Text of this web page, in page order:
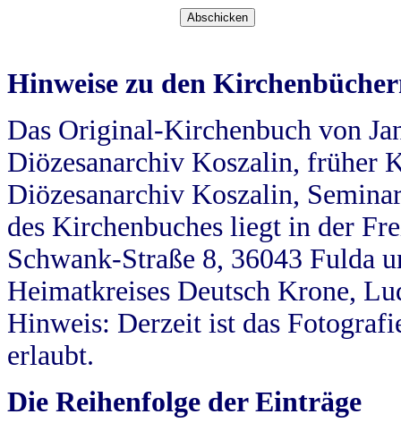
Hinweise zu den
Das Original-Kirchenbuch von
Diözesanarchiv Koszalin, früher
Diözesanarchiv Koszalin,
des Kirchenbuches liegt in der
Schwank-Straße 8, 36043 Fulda
Heimatkreises Deutsch Krone,
Hinweis: Derzeit ist das
erlaubt.
Die Reihenfolge der Einträge